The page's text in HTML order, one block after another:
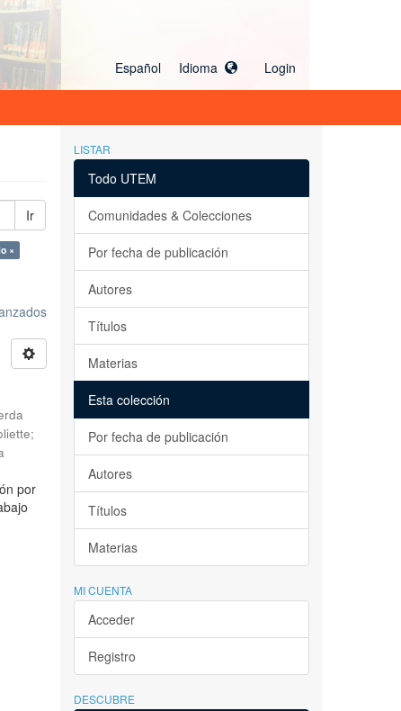
Español Idioma Login
Ir
×
;
por
LISTAR
Todo UTEM
Comunidades & Colecciones
Por fecha de publicación
Autores
Títulos
Materias
Esta colección
Por fecha de publicación
Autores
Títulos
Materias
MI CUENTA
Acceder
Registro
DESCUBRE